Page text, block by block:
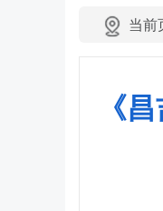
当前
《